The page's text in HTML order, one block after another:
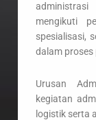
mengikuti
spesialisasi,
dalam proses
Urusan
kegiatan
logistik serta